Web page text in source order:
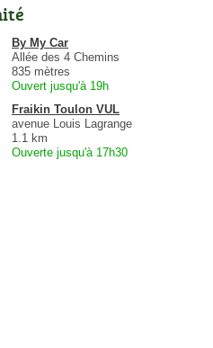
By My Car
Allée des 4 Chemins
835 mètres
Ouvert jusqu'à 19h
Fraikin Toulon VUL
avenue Louis Lagrange
1.1 km
Ouverte jusqu'à 17h30